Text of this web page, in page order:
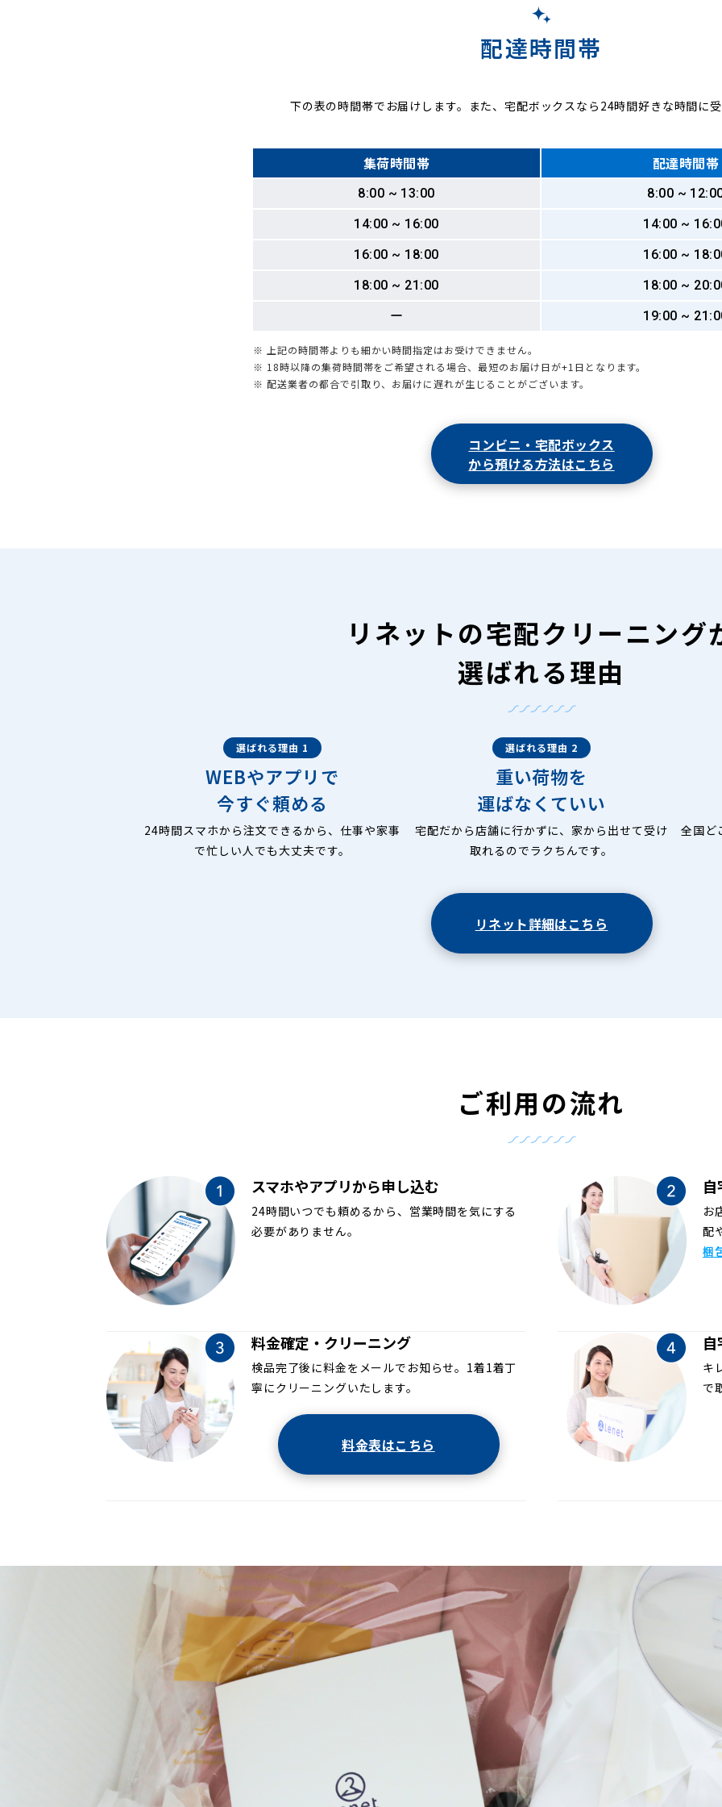
配達時間帯
下の表の時間帯でお届けします。また、宅配ボックスなら24時間好きな時間に
集荷時間帯 配達時間帯
8:00 ~ 13:00
8:00 ~
14:00 ~ 16:00
14:00 ~
16:00 ~ 18:00
16:00 ~
18:00 ~ 21:00
18:00 ~
ー
19:00 ~
※ 上記の時間帯よりも細かい時間指定はお受けできません。
※ 18時以降の集荷時間帯をご希望される場合、最短のお届け日が+1日となります。
※ 配送業者の都合で引取り、お届けに遅れが生じることがございます。
コンビニ・宅配ボックス
から預ける方法はこちら
リネットの宅配クリーニング
選ばれる理由
選ばれる理由 1
WEBやアプリで
今すぐ頼める
24時間スマホから注文できるから、仕事や家事
で忙しい人でも大丈夫です。
選ばれる理由 2
重い荷物を
運ばなくていい
宅配だから店舗に行かずに、家から出せて受け
取れるのでラクちんです。
全国ど
リネット詳細はこちら
ご利用の流れ
スマホやアプリから申し込む
24時間いつでも頼めるから、営業時間を気にする
必要がありません。
お
配
梱
料金確定・クリーニング
検品完了後に料金をメールでお知らせ。1着1着丁
寧にクリーニングいたします。
料金表はこちら
キ
で